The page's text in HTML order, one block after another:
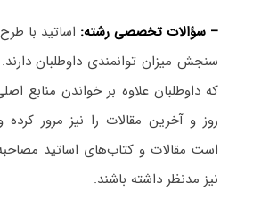
– سؤالات تخصصی رشته: اساتید با
سنجش میزان توانمندی داوطلبان
که داوطلبان علاوه بر خواندن منابع
روز و آخرین مقالات را نیز مرور
است مقالات و کتاب‌های اساتید
نیز مدنظر داشته باشند.